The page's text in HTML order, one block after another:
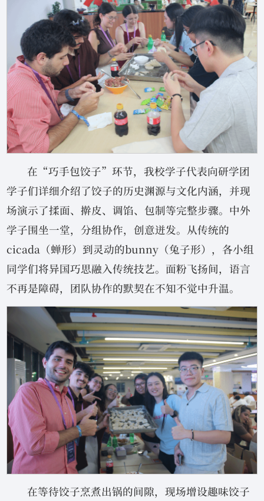
在“巧手包饺子”环节，我校学子代表向研学团
学子们详细介绍了饺子的历史渊源与文化内涵，并现
场演示了揉面、擀皮、调馅、包制等完整步骤。中外
学子围坐一堂，分组协作，创意迸发。从传统的
cicada（蝉形）到灵动的bunny（兔子形），各小组
同学们将异国巧思融入传统技艺。面粉飞扬间，语言
不再是障碍，团队协作的默契在不知不觉中升温。
在等待饺子烹煮出锅的间隙，现场增设趣味饺子